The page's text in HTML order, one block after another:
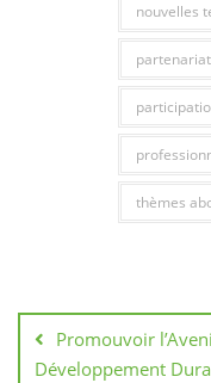
nouvelles
thèmes
de
l’article
Promouvoir
Développement